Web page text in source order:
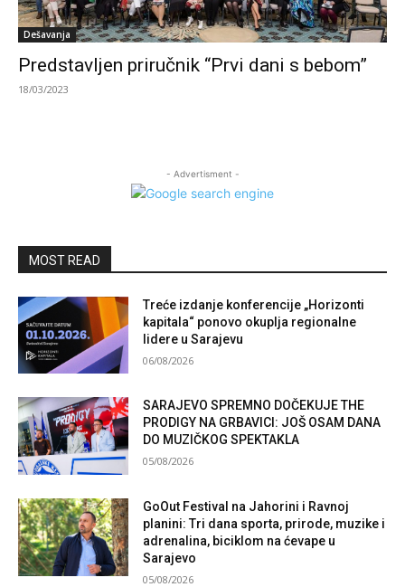
Dešavanja
Predstavljen priručnik “Prvi dani s bebom”
18/03/2023
- Advertisment -
MOST READ
Treće izdanje konferencije „Horizonti
kapitala“ ponovo okuplja regionalne
lidere u Sarajevu
06/08/2026
SARAJEVO SPREMNO DOČEKUJE THE
PRODIGY NA GRBAVICI: JOŠ OSAM DANA
DO MUZIČKOG SPEKTAKLA
05/08/2026
GoOut Festival na Jahorini i Ravnoj
planini: Tri dana sporta, prirode, muzike i
adrenalina, biciklom na ćevape u
Sarajevo
05/08/2026